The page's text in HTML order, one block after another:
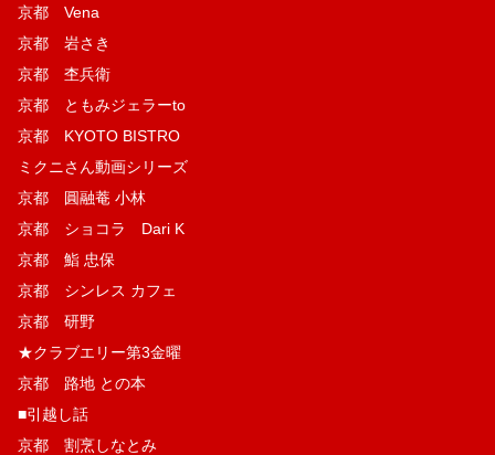
京都 Vena
京都 岩さき
京都 杢兵衛
京都 ともみジェラーto
京都 KYOTO BISTRO
ミクニさん動画シリーズ
京都 圓融菴 小林
京都 ショコラ Dari K
京都 鮨 忠保
京都 シンレス カフェ
京都 研野
★クラブエリー第3金曜
京都 路地 との本
■引越し話
京都 割烹しなとみ